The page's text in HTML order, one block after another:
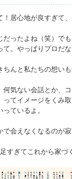
居心地が良すぎて
ったよね（笑）で
。やっぱりプロだな
んと私たちの想い
気ない会話とか、
てイメージをくみ
ているよ。
会えなくなるのが寂
すぎてこれから家